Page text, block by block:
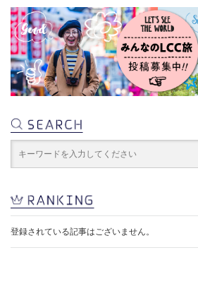
登録されている記事はございません。